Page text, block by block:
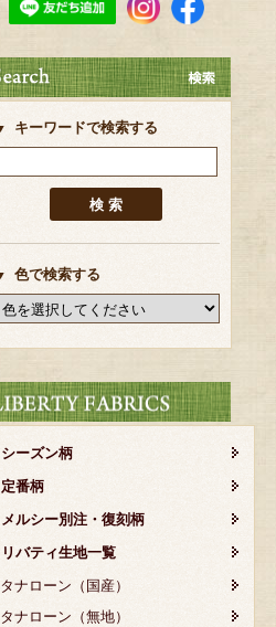
キーワードで検索する
色で検索する
シーズン柄
定番柄
メルシー別注・復刻柄
リバティ生地一覧
タナローン（国産）
タナローン（無地）